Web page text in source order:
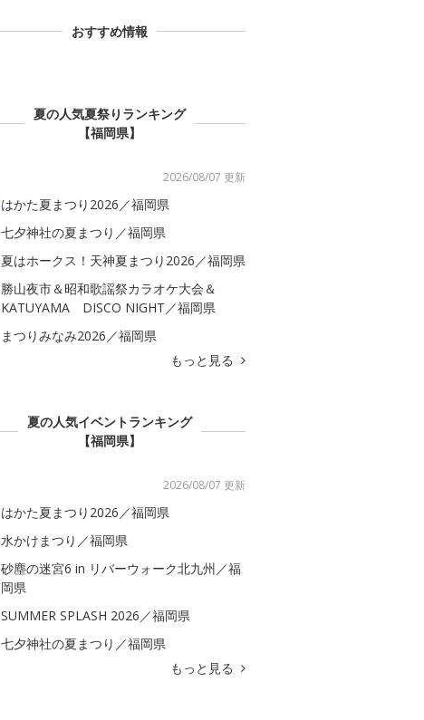
おすすめ情報
夏の人気夏祭りランキング
【福岡県】
2026/08/07 更新
はかた夏まつり2026／福岡県
七夕神社の夏まつり／福岡県
夏はホークス！天神夏まつり2026／福岡県
勝山夜市＆昭和歌謡祭カラオケ大会＆
KATUYAMA DISCO NIGHT／福岡県
まつりみなみ2026／福岡県
もっと見る
夏の人気イベントランキング
【福岡県】
2026/08/07 更新
はかた夏まつり2026／福岡県
水かけまつり／福岡県
砂塵の迷宮6 in リバーウォーク北九州／福
岡県
SUMMER SPLASH 2026／福岡県
七夕神社の夏まつり／福岡県
もっと見る